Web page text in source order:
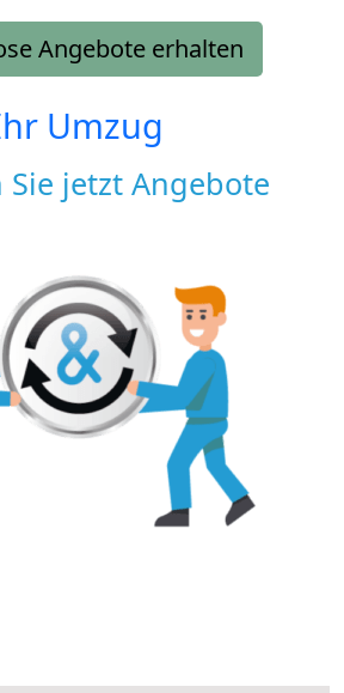
Angebote erhalten
Umzug
Sie jetzt Angebote